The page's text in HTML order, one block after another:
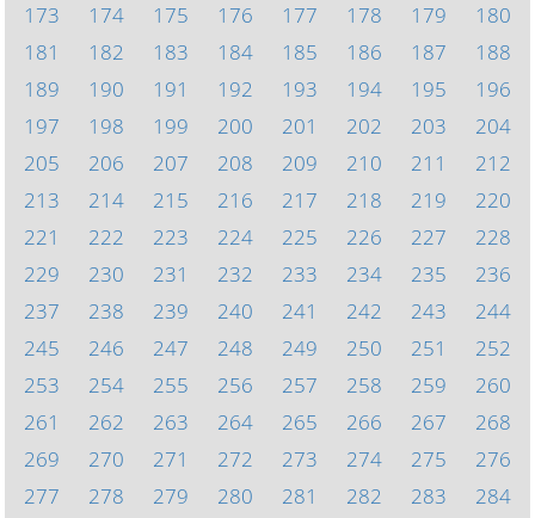
173
174 175 176 177 178 179
180
181
182 183 184 185 186 187
188
189
190 191 192 193 194 195
196
197
198 199 200 201 202 203
204
205
206 207 208 209 210 211
212
213
214 215 216 217 218 219
220
221
222 223 224 225 226 227
228
229
230 231 232 233 234 235
236
237
238 239 240 241 242 243
244
245
246 247 248 249 250 251
252
253
254 255 256 257 258 259
260
261
262 263 264 265 266 267
268
269
270 271 272 273 274 275
276
277
278 279 280 281 282 283
284